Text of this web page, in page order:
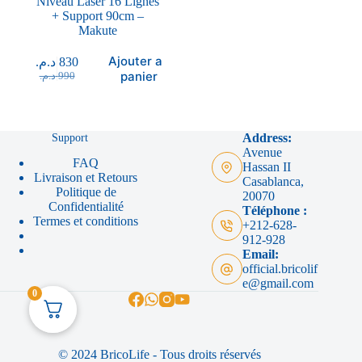
+ Support 90cm –
Makute
990 د.م.
830 د.م.
Ajouter au
panier
Support
FAQ
Livraison et Retours
Politique de
Confidentialité
Termes et conditions
Address:
Avenue
Hassan II
Casablanca,
20070
Téléphone :
+212-628-
912-928
Email:
official.bricolif
e@gmail.com
© 2024 BricoLife - Tous droits réservés
0